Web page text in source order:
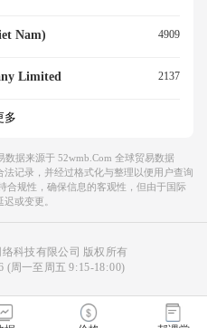
Nam) 4909
Limited 2137
多
数据来源于 52wmb.com 全球贸易数据
记录，并经过格式化与整理以便用户查询
合规性，确保信息的客观性，但由于国际
或变更。
科技有限公司 版权所有
(周一至周五 9:15-18:00)